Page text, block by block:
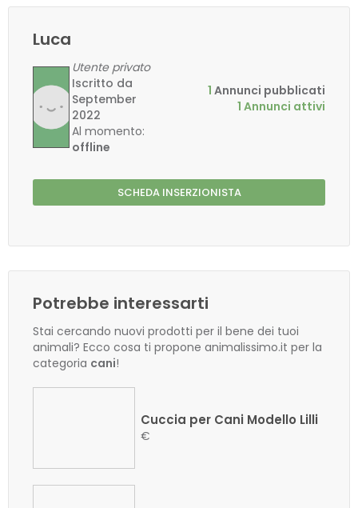
Luca
Utente privato
Iscritto da
September
2022
Al momento:
offline
1 Annunci pubblicati
1 Annunci attivi
SCHEDA INSERZIONISTA
Potrebbe interessarti
Stai cercando nuovi prodotti per il bene dei tuoi
animali? Ecco cosa ti propone animalissimo.it per la
categoria cani!
Cuccia per Cani Modello Lilli
€